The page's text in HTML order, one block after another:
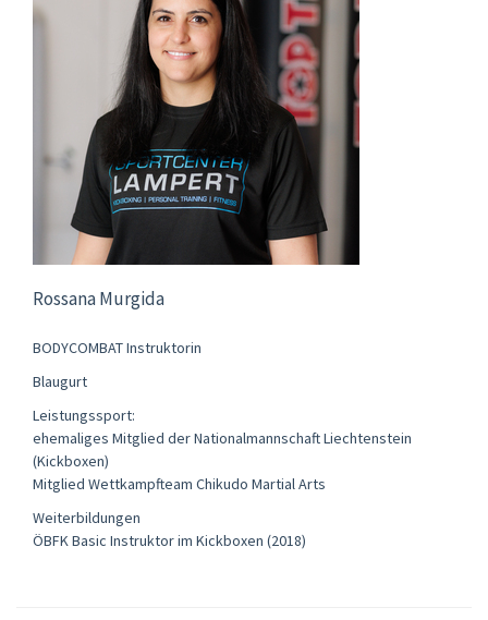
Rossana Murgida
BODYCOMBAT Instruktorin
Blaugurt
Leistungssport:
ehemaliges Mitglied der Nationalmannschaft Liechtenstein
(Kickboxen)
Mitglied Wettkampfteam Chikudo Martial Arts
Weiterbildungen
ÖBFK Basic Instruktor im Kickboxen (2018)